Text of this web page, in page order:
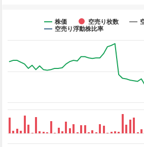
株価 空売り枚数
空売り浮動株比率